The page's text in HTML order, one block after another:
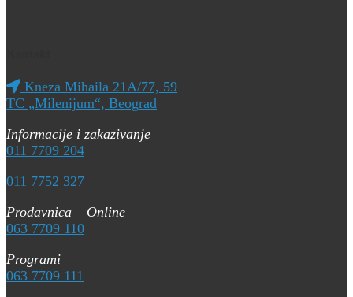
Kneza Mihaila 21A/77, 59
TC „Milenijum“, Beograd
Informacije i zakazivanje
011 7709 204
011 7752 327
Prodavnica – Online
063 7709 110
Programi
063 7709 111